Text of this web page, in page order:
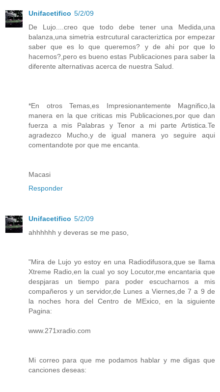
Unifacetifico 5/2/09
De Lujo....creo que todo debe tener una Medida,una
balanza,una simetria estrcutural caracteriztica por empezar
saber que es lo que queremos? y de ahi por que lo
hacemos?,pero es bueno estas Publicaciones para saber la
diferente alternativas acerca de nuestra Salud.
*En otros Temas,es Impresionantemente Magnifico,la
manera en la que criticas mis Publicaciones,por que dan
fuerza a mis Palabras y Tenor a mi parte Artistica.Te
agradezco Mucho,y de igual manera yo seguire aqui
comentandote por que me encanta.
Macasi
Responder
Unifacetifico 5/2/09
ahhhhhh y deveras se me paso,
"Mira de Lujo yo estoy en una Radiodifusora,que se llama
Xtreme Radio,en la cual yo soy Locutor,me encantaria que
despjaras un tiempo para poder escucharnos a mis
compañeros y un servidor,de Lunes a Viernes,de 7 a 9 de
la noches hora del Centro de MExico, en la siguiente
Pagina:
www.271xradio.com
Mi correo para que me podamos hablar y me digas que
canciones deseas: